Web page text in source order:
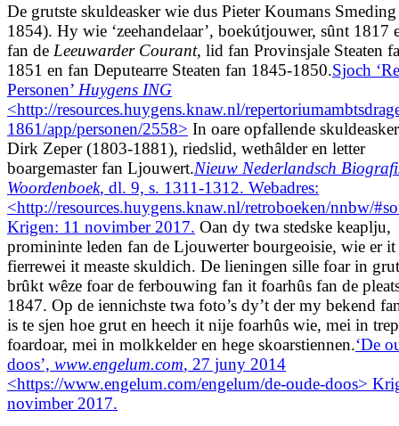
De grutste skuldeasker wie dus Pieter Koumans
1854). Hy wie ‘zeehandelaar’, boekútjouwer, sûnt 1817
fan de Leeuwarder Courant, lid fan Provinsjale Steaten
1851 en fan Deputearre Steaten fan 1845-1850.Sjoch
Personen’ Huygens ING
<http://resources.huygens.knaw.nl/
1861/app/personen/2558> In oare opfallende
Dirk Zeper (1803-1881), riedslid, wethâlder en letter
boargemaster fan Ljouwert.Nieuw Nederlandsch
Woordenboek, dl. 9, s. 1311-1312. Webadres:
<http://resources.huygens.knaw.nl/retroboeken/nnbw/
Krigen: 11 novimber 2017. Oan dy twa stedske keaplju,
promininte leden fan de Ljouwerter bourgeoisie, wie er it
fierrewei it measte skuldich. De lieningen sille foar in
brûkt wêze foar de ferbouwing fan it foarhûs fan de
1847. Op de iennichste twa foto’s dy’t der my bekend
is te sjen hoe grut en heech it nije foarhûs wie, mei in
foardoar, mei in molkkelder en hege skoarstiennen.‘De
doos’, www.engelum.com, 27 juny 2014
<https://www.engelum.com/engelum/de-oude-doos>
novimber 2017.